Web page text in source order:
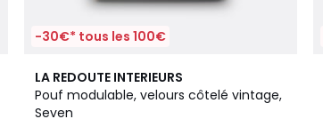
-30€* tous les 100€
LA REDOUTE INTERIEURS
Pouf modulable, velours côtelé vintage,
Seven
4
/
5
4
Couleurs